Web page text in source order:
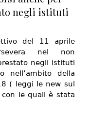
negli istituti
del 11 aprile
nel non
negli istituti
nell’ambito della
( leggi le new sul
con le quali è stata